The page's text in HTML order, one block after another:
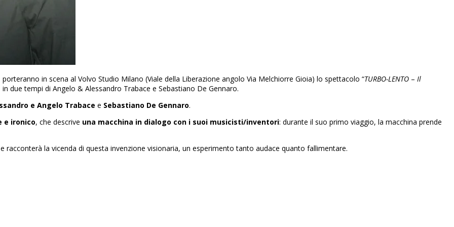
in scena al Volvo Studio Milano (Viale della Liberazione angolo Via Melchiorre Gioia) lo spettacolo “TURBO-LENTO – Il
due tempi di Angelo & Alessandro Trabace e Sebastiano De Gennaro.
e Angelo Trabace e Sebastiano De Gennaro.
e ironico, che descrive una macchina in dialogo con i suoi musicisti/inventori: durante il suo primo viaggio, la macchina prende
racconterà la vicenda di questa invenzione visionaria, un esperimento tanto audace quanto fallimentare.